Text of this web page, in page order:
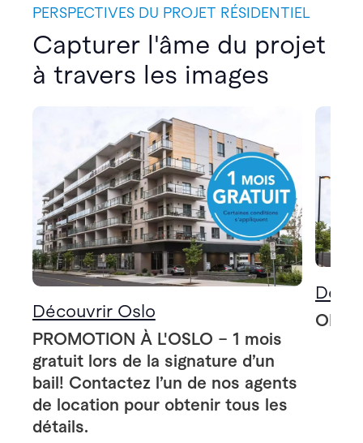
PERSPECTIVES DU PROJET RÉSIDENTIEL
Capturer l'âme du projet
à travers les images
Découvrir Oslo
PROMOTION À L'OSLO – 1 mois
gratuit lors de la signature d’un
bail! Contactez l’un de nos agents
de location pour obtenir tous les
détails.